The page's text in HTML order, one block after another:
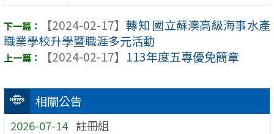
相關公告
2026-07-14 註冊組
【2024-02-17】 轉知 國立蘇澳高級海事水產
職業學校升學暨職涯多元活動
【2024-02-17】 113年度五專優免簡章